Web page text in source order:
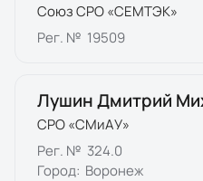
Союз СРО «СЕМТЭК»
Рег. № 19509
Лушин Дмитрий
СРО «СМиАУ»
Рег. № 324.0
Город: Воронеж